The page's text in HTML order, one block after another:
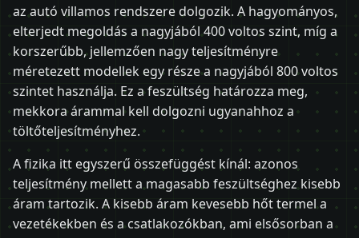
az autó villamos rendszere dolgozik. A hagyományos,
elterjedt megoldás a nagyjából 400 voltos szint, míg a
korszerűbb, jellemzően nagy teljesítményre
méretezett modellek egy része a nagyjából 800 voltos
szintet használja. Ez a feszültség határozza meg,
mekkora árammal kell dolgozni ugyanahhoz a
töltőteljesítményhez.
A fizika itt egyszerű összefüggést kínál: azonos
teljesítmény mellett a magasabb feszültséghez kisebb
áram tartozik. A kisebb áram kevesebb hőt termel a
vezetékekben és a csatlakozókban, ami elsősorban a